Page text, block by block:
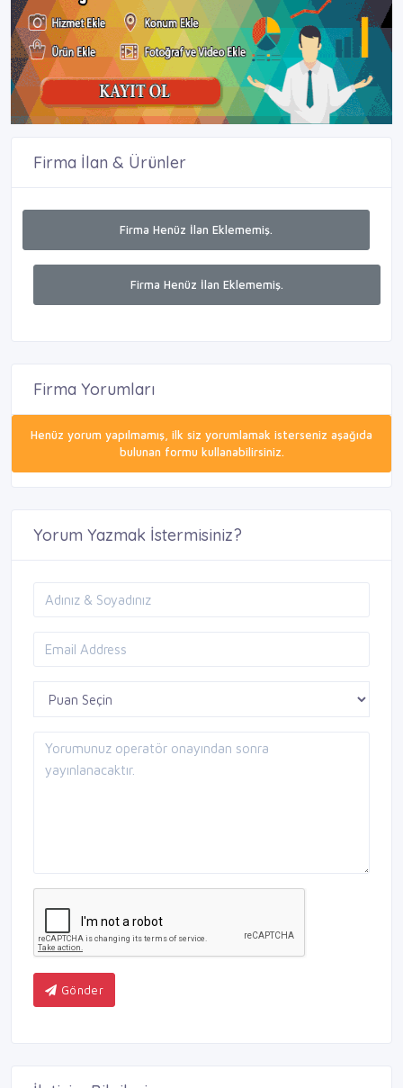
Firma İlan & Ürünler
Firma Henüz İlan Eklememiş.
Firma Henüz İlan Eklememiş.
Firma Yorumları
Henüz yorum yapılmamış, ilk siz yorumlamak isterseniz aşağıda
bulunan formu kullanabilirsiniz.
Yorum Yazmak İstermisiniz?
Gönder